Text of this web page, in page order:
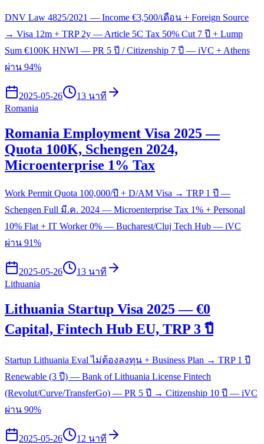
DNV Law 4825/2021 — Income €3,500/เดือน + Foreign Source
→ Visa 12m + TRP 2y — Article 5C Tax 50% Cut 7 ปี + Lump
Sum €100K HNWI — PR 5 ปี / Citizenship 7 ปี — iVC + Athens
ผ่าน 94%
2025-05-26
13 นาที
Romania
Romania Employment Visa 2025 —
Quota 100K, Schengen 2024,
Microenterprise 1% Tax
Work Permit Quota 100,000/ปี + D/AM Visa → TRP 1 ปี —
Schengen Full มี.ค. 2024 — Microenterprise Tax 1% + Personal
10% Flat + IT Worker 0% — Bucharest/Cluj Tech Hub — iVC
ผ่าน 91%
2025-05-26
13 นาที
Lithuania
Lithuania Startup Visa 2025 — €0
Capital, Fintech Hub EU, TRP 3 ปี
Startup Lithuania Eval ไม่ต้องลงทุน + Business Plan → TRP 1 ปี
Renewable (3 ปี) — Bank of Lithuania License Fintech
(Revolut/Curve/TransferGo) — PR 5 ปี → Citizenship 10 ปี — iVC
ผ่าน 90%
2025-05-26
12 นาที